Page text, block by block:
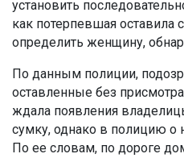
установить
как потерпевшая оставила
определить женщину,
По данным полиции,
оставленные без
ждала появления
сумку, однако в полицию о
По ее словам, по дороге